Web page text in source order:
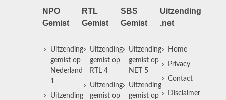
NPO
Gemist
Uitzending
gemist op
Nederland
1
Uitzending
RTL
Gemist
Uitzending
gemist op
RTL 4
Uitzending
gemist op
SBS
Gemist
Uitzending
gemist op
NET 5
Uitzending
gemist op
Uitzending
.net
Home
Privacy
Contact
Disclaimer